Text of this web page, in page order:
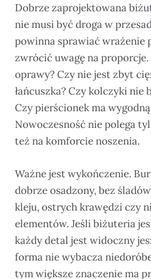
Dobrze zaprojektowana
nie musi być droga w
powinna sprawiać wrażenie
zwrócić uwagę na
oprawy? Czy nie jest zbyt
łańcuszka? Czy kolczyki nie
Czy pierścionek ma
Nowoczesność nie polega
też na komforcie noszenia.
Ważne jest wykończenie.
dobrze osadzony, bez
kleju, ostrych krawędzi czy
elementów. Jeśli biżuteria
każdy detal jest widoczny
forma nie wybacza
tym większe znaczenie ma